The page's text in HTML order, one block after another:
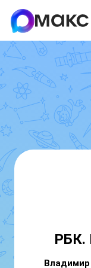
РБК.
Владимир